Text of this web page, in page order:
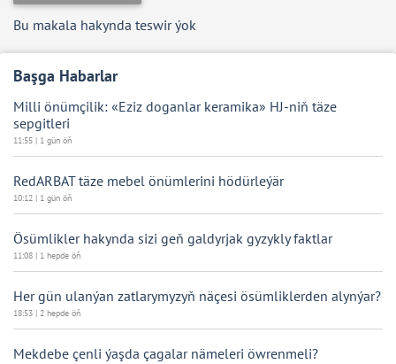
Başga Habarlar
Milli önümçilik: «Eziz doganlar keramika» HJ-niň täze
sepgitleri
11:55 | 1 gün öň
RedARBAT täze mebel önümlerini hödürleýär
10:12 | 1 gün öň
Ösümlikler hakynda sizi geň galdyrjak gyzykly faktlar
11:08 | 1 hepde öň
Her gün ulanýan zatlarymyzyň näçesi ösümliklerden alynýar?
18:53 | 2 hepde öň
Mekdebe çenli ýaşda çagalar nämeleri öwrenmeli?
Bu makala hakynda teswir ýok